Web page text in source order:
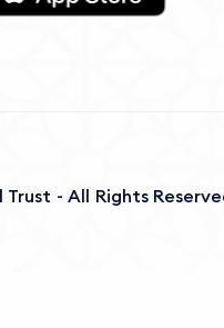
- All Rights